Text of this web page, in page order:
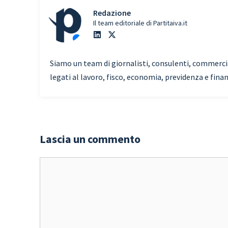
Redazione
Il team editoriale di Partitaiva.it
Siamo un team di giornalisti, consulenti,
legati al lavoro, fisco, economia, previdenza e
Lascia un commento